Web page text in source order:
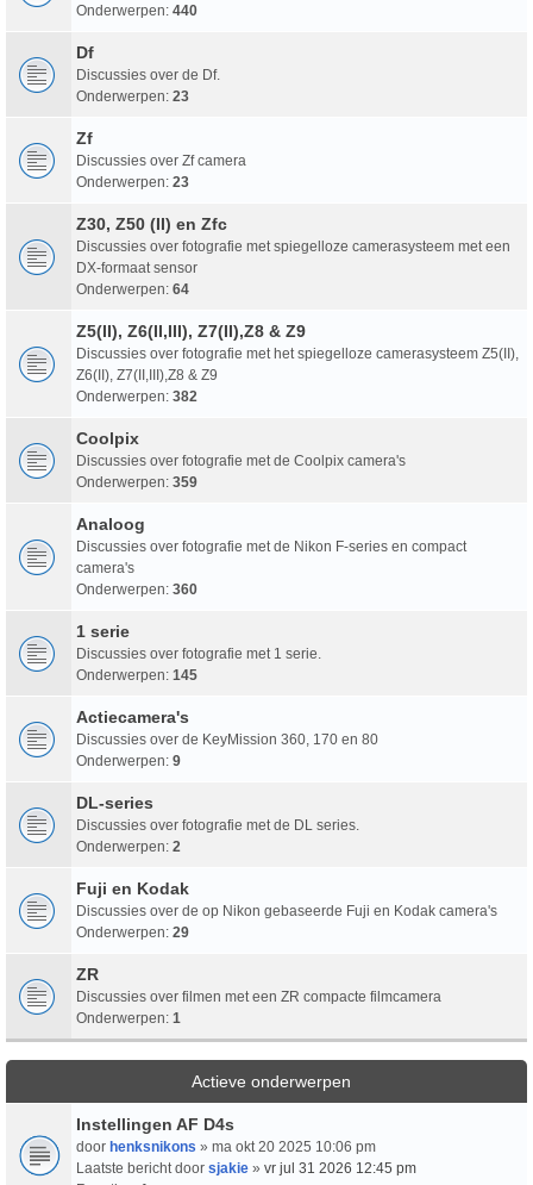
Onderwerpen: 440
Df
Discussies over de Df.
Onderwerpen: 23
Zf
Discussies over Zf camera
Onderwerpen: 23
Z30, Z50 (II) en Zfc
Discussies over fotografie met spiegelloze camerasysteem met een
DX-formaat sensor
Onderwerpen: 64
Z5(II), Z6(II,III), Z7(II),Z8 & Z9
Discussies over fotografie met het spiegelloze camerasysteem Z5(II),
Z6(II), Z7(II,III),Z8 & Z9
Onderwerpen: 382
Coolpix
Discussies over fotografie met de Coolpix camera's
Onderwerpen: 359
Analoog
Discussies over fotografie met de Nikon F-series en compact
camera's
Onderwerpen: 360
1 serie
Discussies over fotografie met 1 serie.
Onderwerpen: 145
Actiecamera's
Discussies over de KeyMission 360, 170 en 80
Onderwerpen: 9
DL-series
Discussies over fotografie met de DL series.
Onderwerpen: 2
Fuji en Kodak
Discussies over de op Nikon gebaseerde Fuji en Kodak camera's
Onderwerpen: 29
ZR
Discussies over filmen met een ZR compacte filmcamera
Onderwerpen: 1
Actieve onderwerpen
Instellingen AF D4s
door henksnikons » ma okt 20 2025 10:06 pm
Laatste bericht door sjakie » vr jul 31 2026 12:45 pm